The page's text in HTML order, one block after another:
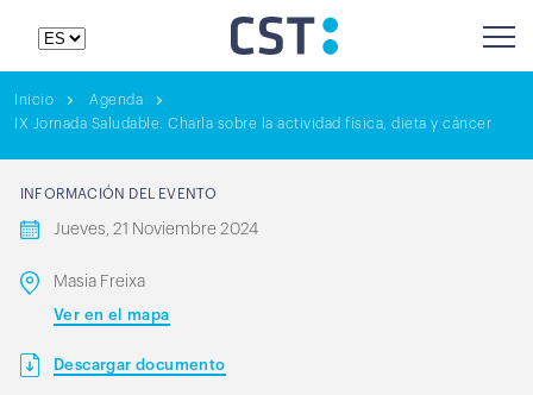
Inicio
Agenda
IX Jornada Saludable. Charla sobre la actividad física, dieta y cáncer
INFORMACIÓN DEL EVENTO
Jueves, 21 Noviembre 2024
Masia Freixa
Ver en el mapa
Descargar documento